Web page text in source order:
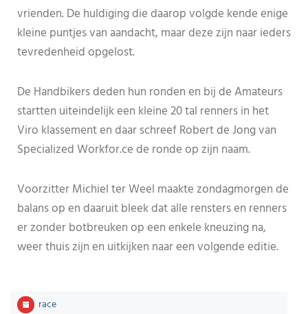
vrienden. De huldiging die daarop volgde kende enige
kleine puntjes van aandacht, maar deze zijn naar ieders
tevredenheid opgelost.
De Handbikers deden hun ronden en bij de Amateurs
startten uiteindelijk een kleine 20 tal renners in het
Viro klassement en daar schreef Robert de Jong van
Specialized Workfor.ce de ronde op zijn naam.
Voorzitter Michiel ter Weel maakte zondagmorgen de
balans op en daaruit bleek dat alle rensters en renners
er zonder botbreuken op een enkele kneuzing na,
weer thuis zijn en uitkijken naar een volgende editie.
race